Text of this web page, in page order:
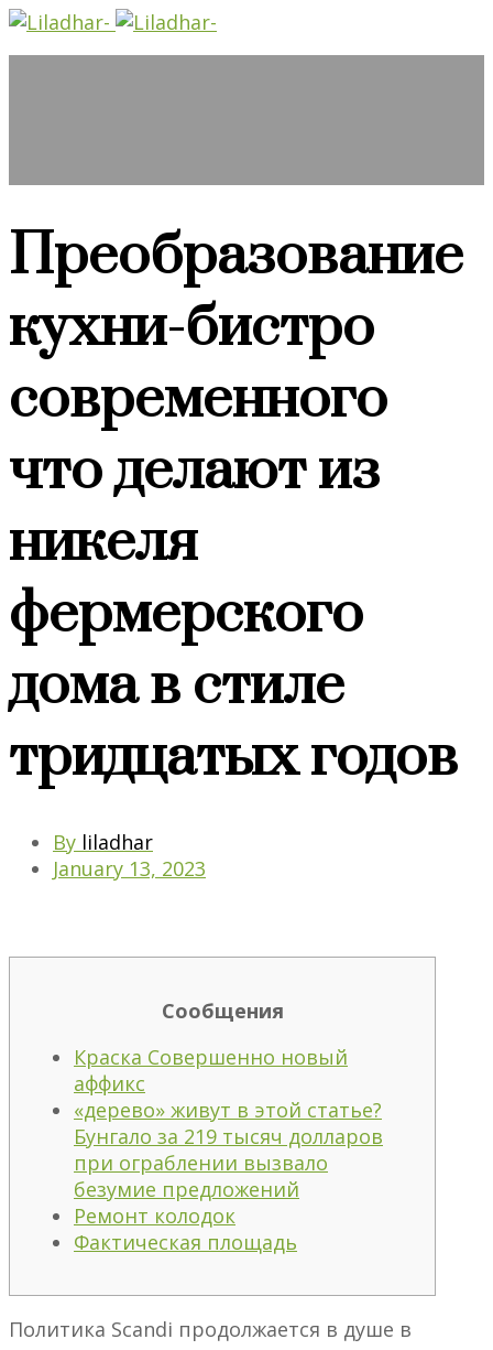
Преобразование
кухни-бистро
современного
что делают из
никеля
фермерского
дома в стиле
тридцатых годов
By liladhar
January 13, 2023
Сообщения
Краска Совершенно новый
аффикс
«дерево» живут в этой статье?
Бунгало за 219 тысяч долларов
при ограблении вызвало
безумие предложений
Ремонт колодок
Фактическая площадь
Политика Scandi продолжается в душе в